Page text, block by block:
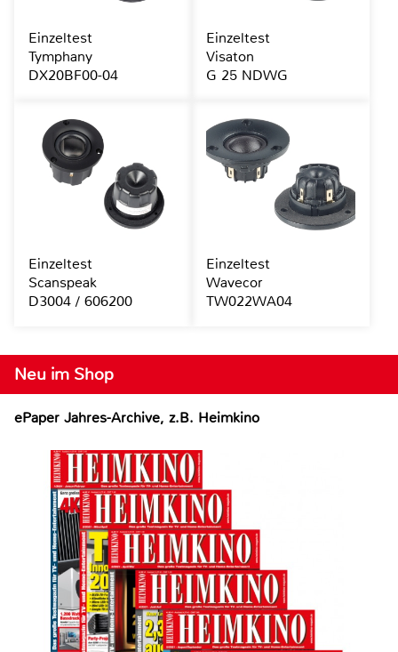
Neu im Shop
ePaper Jahres-Archive, z.B. Heimkino
Einzeltest
Tymphany
DX20BF00-04
Einzeltest
Visaton
G 25 NDWG
Einzeltest
Scanspeak
D3004 / 606200
Einzeltest
Wavecor
TW022WA04